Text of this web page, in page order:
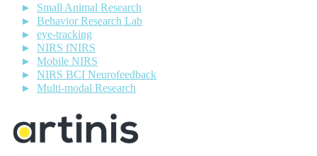
Small Animal Research
Behavior Research Lab
eye-tracking
NIRS fNIRS
Mobile NIRS
NIRS BCI Neurofeedback
Multi-modal Research